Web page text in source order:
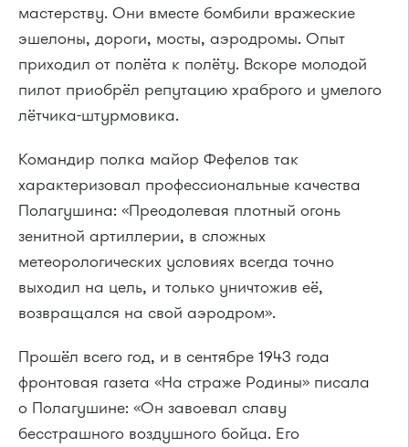
мастерству. Они вместе бомбили вражеские
эшелоны, дороги, мосты, аэродромы. Опыт
приходил от полёта к полёту. Вскоре молодой
пилот приобрёл репутацию храброго и умелого
лётчика-штурмовика.
Командир полка майор Фефелов так
характеризовал профессиональные качества
Полагушина: «Преодолевая плотный огонь
зенитной артиллерии, в сложных
метеорологических условиях всегда точно
выходил на цель, и только уничтожив её,
возвращался на свой аэродром».
Прошёл всего год, и в сентябре 1943 года
фронтовая газета «На страже Родины» писала
о Полагушине: «Он завоевал славу
бесстрашного воздушного бойца. Его